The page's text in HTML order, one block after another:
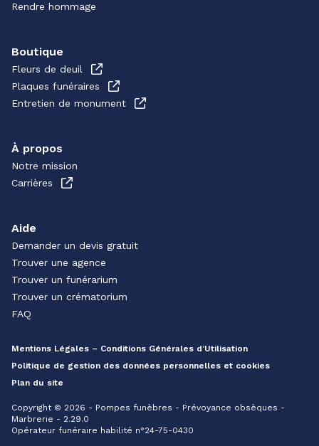
Rendre hommage
Boutique
Fleurs de deuil
Plaques funéraires
Entretien de monument
À propos
Notre mission
Carrières
Aide
Demander un devis gratuit
Trouver une agence
Trouver un funérarium
Trouver un crématorium
FAQ
Mentions Légales – Conditions Générales d’Utilisation
Politique de gestion des données personnelles et cookies
Plan du site
Copyright © 2026 - Pompes funèbres - Prévoyance obsèques -
Marbrerie - 2.29.0
Opérateur funéraire habilité n°24-75-0430